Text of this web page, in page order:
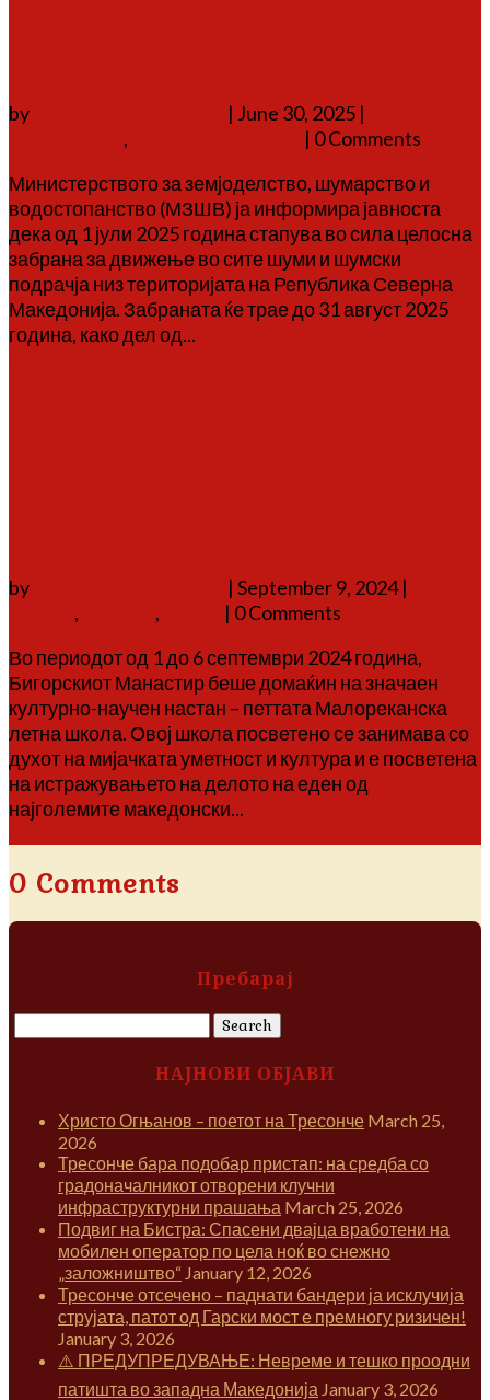
by | June 30, 2025 |
,
| 0 Comments
Министерството за земјоделство, шумарство и
водостопанство (МЗШВ) ја информира јавноста
дека од 1 јули 2025 година стапува во сила целосна
забрана за движење во сите шуми и шумски
подрачја низ територијата на Република Северна
Македонија. Забраната ќе трае до 31 август 2025
година, како дел од...
by | September 9, 2024|
, ,
| 0 Comments
Во периодот од 1 до 6 септември 2024 година,
Бигорскиот Манастир беше домаќин на значаен
културно-научен настан – петтата Малореканска
летна школа. Овој школа посветено се занимава со
духот на мијачката уметност и култура и е посветена
на истражувањето на делото на еден од
најголемите македонски...
0 Comments
Пребарај
for:
НАЈНОВИ ОБЈАВИ
Христо Огњанов – поетот на Тресонче March 25,
2026
Тресонче бара подобар пристап: на средба со
градоначалникот отворени клучни
инфраструктурни прашања March 25, 2026
Подвиг на Бистра: Спасени двајца вработени на
мобилен оператор по цела ноќ во снежно
„заложништво“ January 12, 2026
Тресонче отсечено – паднати бандери ја исклучија
струјата, патот од Гарски мост е премногу ризичен!
January 3, 2026
⚠️ ПРЕДУПРЕДУВАЊЕ: Невреме и тешко проодни
патишта во западна Македонија January 3, 2026